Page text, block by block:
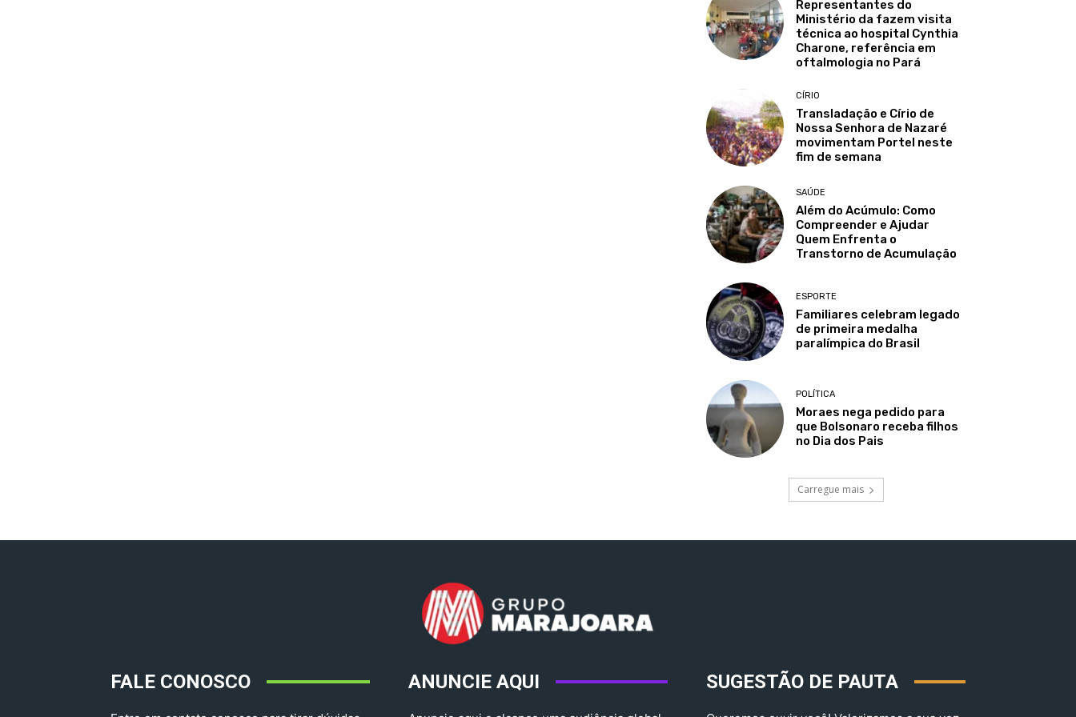
Representantes do
Ministério da fazem visita
técnica ao hospital Cynthia
Charone, referência em
oftalmologia no Pará
CÍRIO
Transladação e Círio de
Nossa Senhora de Nazaré
movimentam Portel neste
fim de semana
SAÚDE
Além do Acúmulo: Como
Compreender e Ajudar
Quem Enfrenta o
Transtorno de Acumulação
ESPORTE
Familiares celebram legado
de primeira medalha
paralímpica do Brasil
POLÍTICA
Moraes nega pedido para
que Bolsonaro receba filhos
no Dia dos Pais
Carregue mais
FALE CONOSCO ANUNCIE AQUI SUGESTÃO DE PAUTA